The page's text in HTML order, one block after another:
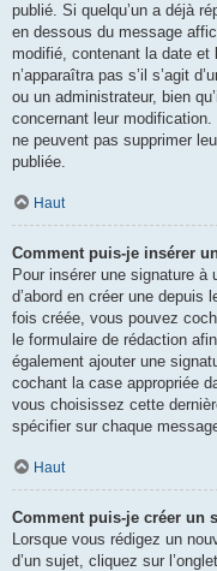
publié. Si quelqu’un a déjà
en dessous du message
modifié, contenant la date et
n’apparaîtra pas s’il s’agit
ou un administrateur, bien
concernant leur
ne peuvent pas supprimer
publiée.
Haut
Comment puis-je insérer
Pour insérer une signature
d’abord en créer une depuis
fois créée, vous pouvez
le formulaire de rédaction
également ajouter une
cochant la case appropriée
vous choisissez cette
spécifier sur chaque
Haut
Comment puis-je créer un
Lorsque vous rédigez un
d’un sujet, cliquez sur